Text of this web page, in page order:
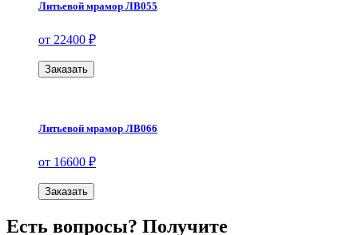
Литьевой мрамор ЛВ055
от 22400 ₽
Заказать
Литьевой мрамор ЛВ066
от 16600 ₽
Заказать
Есть вопросы? Получите